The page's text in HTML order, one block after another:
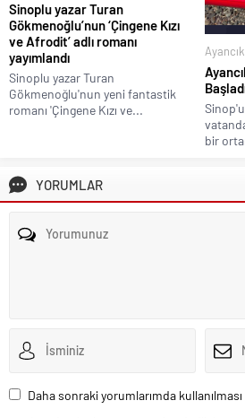
Sinoplu yazar Turan
Gökmenoğlu’nun ‘Çingene Kızı
ve Afrodit’ adlı romanı
yayımlandı
Sinoplu yazar Turan
Gökmenoğlu'nun yeni fantastik
romanı 'Çingene Kızı ve...
Ayancık
bir
YORUMLAR
Daha sonraki yorumlarımda